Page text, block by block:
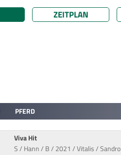
ZEITPLAN
PFERD
Viva Hit
S / Hann / B / 2021 / Vitalis /